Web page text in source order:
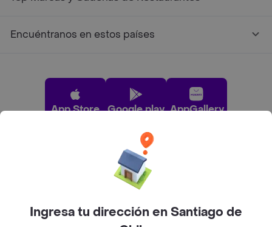
Encuéntranos en estos países
App Store Google play AppGallery
Pide tu comida favorita cerca de ti
Categorías
Ingresa tu dirección en Santiago de